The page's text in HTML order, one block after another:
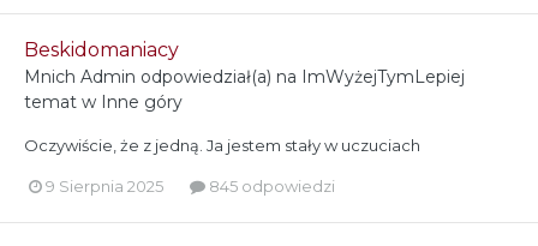
Beskidomaniacy
Mnich Admin odpowiedział(a) na ImWyżejTymLepiej
temat w Inne góry
Oczywiście, że z jedną. Ja jestem stały w uczuciach
9 Sierpnia 2025 845 odpowiedzi